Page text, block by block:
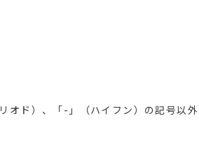
ド）、「-」（ハイフン）の記号以外